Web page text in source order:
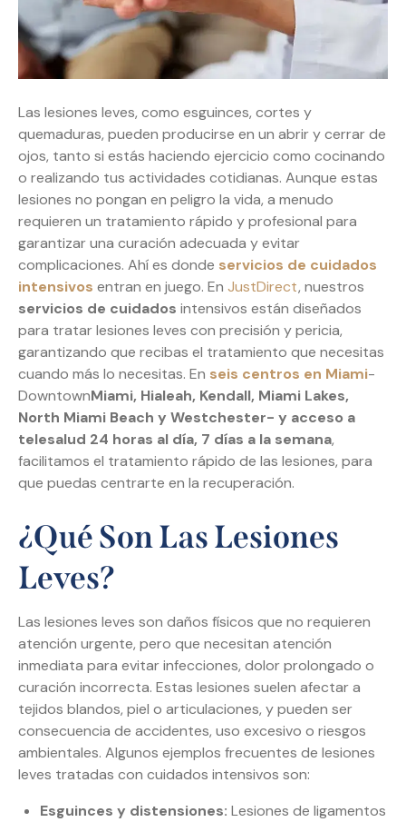
Las lesiones leves, como esguinces, cortes y
quemaduras, pueden producirse en un abrir y cerrar de
ojos, tanto si estás haciendo ejercicio como cocinando
o realizando tus actividades cotidianas. Aunque estas
lesiones no pongan en peligro la vida, a menudo
requieren un tratamiento rápido y profesional para
garantizar una curación adecuada y evitar
complicaciones. Ahí es donde servicios de cuidados
intensivos entran en juego. En JustDirect, nuestros
servicios de cuidados intensivos están diseñados
para tratar lesiones leves con precisión y pericia,
garantizando que recibas el tratamiento que necesitas
cuando más lo necesitas. En seis centros en Miami-
DowntownMiami, Hialeah, Kendall, Miami Lakes,
North Miami Beach y Westchester- y acceso a
telesalud 24 horas al día, 7 días a la semana,
facilitamos el tratamiento rápido de las lesiones, para
que puedas centrarte en la recuperación.
¿Qué Son Las Lesiones
Leves?
Las lesiones leves son daños físicos que no requieren
atención urgente, pero que necesitan atención
inmediata para evitar infecciones, dolor prolongado o
curación incorrecta. Estas lesiones suelen afectar a
tejidos blandos, piel o articulaciones, y pueden ser
consecuencia de accidentes, uso excesivo o riesgos
ambientales. Algunos ejemplos frecuentes de lesiones
leves tratadas con cuidados intensivos son:
Esguinces y distensiones: Lesiones de ligamentos